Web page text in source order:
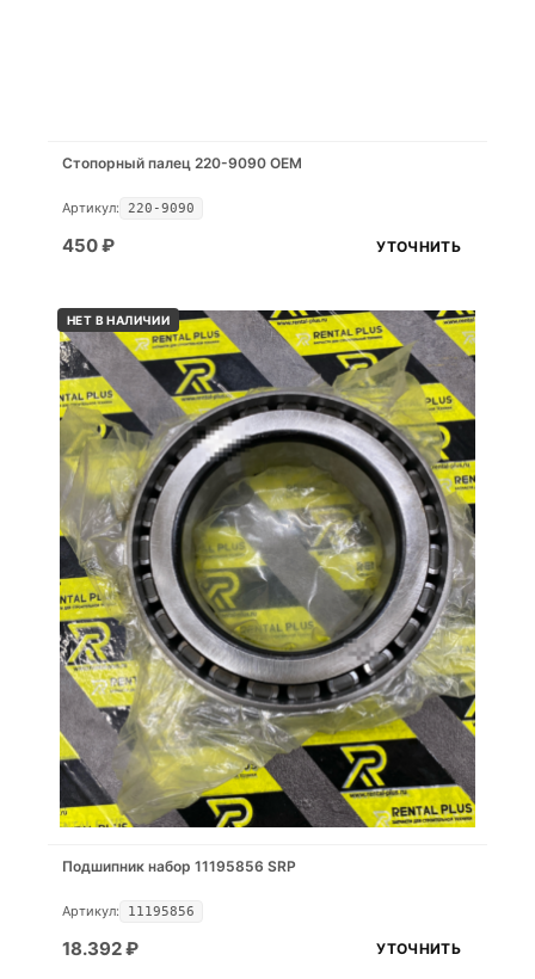
Стопорный палец 220-9090 OEM
Артикул: 220-9090
450₽ УТОЧНИТЬ
НЕТ В НАЛИЧИИ
Подшипник набор 11195856 SRP
Артикул: 11195856
18.392₽ УТОЧНИТЬ